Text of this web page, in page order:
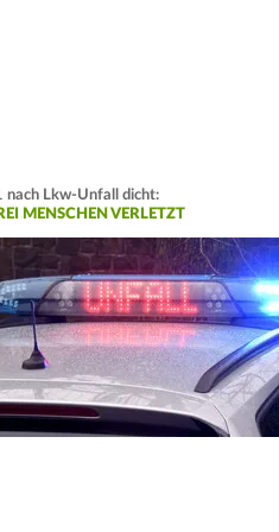
nach Lkw-Unfall dicht:
MENSCHEN VERLETZT